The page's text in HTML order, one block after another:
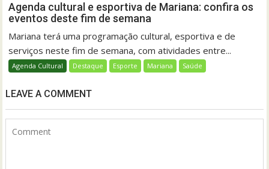
Agenda cultural e esportiva de Mariana: confira os
eventos deste fim de semana
Mariana terá uma programação cultural, esportiva e de
serviços neste fim de semana, com atividades entre...
Agenda Cultural Destaque Esporte Mariana Saúde
LEAVE A COMMENT